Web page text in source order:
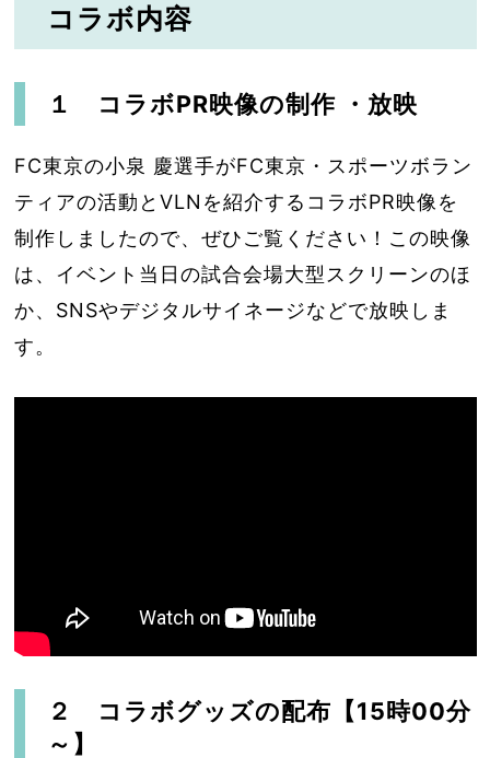
コラボ内容
１ コラボPR映像の制作 ・放映
FC東京の小泉 慶選手がFC東京・スポーツボラン
ティアの活動とVLNを紹介するコラボPR映像を
制作しましたので、ぜひご覧ください！この映像
は、イベント当日の試合会場大型スクリーンのほ
か、SNSやデジタルサイネージなどで放映しま
す。
２ コラボグッズの配布【15時00分
～】